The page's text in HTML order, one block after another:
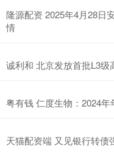
隆源配资 2025年4月28日
情
诚利和 北京发放首批L3级
粤有钱 仁度生物：2024
天猫配资端 又见银行转债